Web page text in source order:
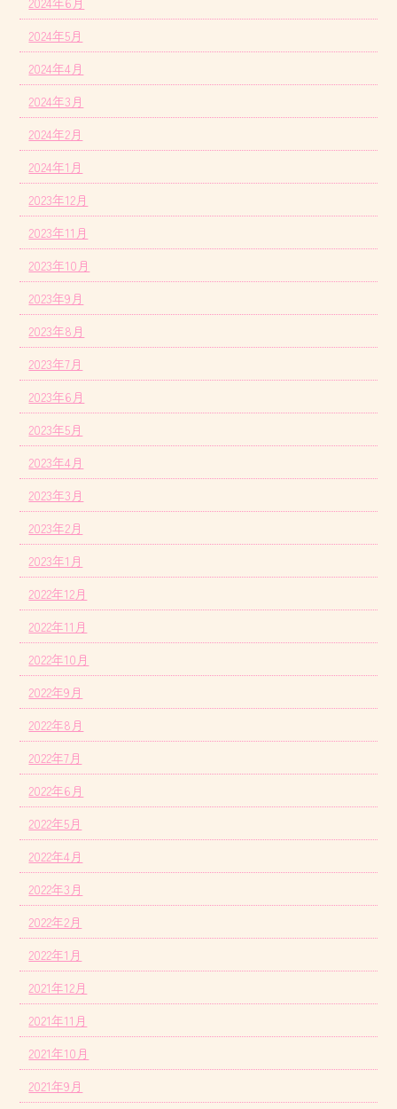
2024年5月
2024年4月
2024年3月
2024年2月
2024年1月
2023年12月
2023年11月
2023年10月
2023年9月
2023年8月
2023年7月
2023年6月
2023年5月
2023年4月
2023年3月
2023年2月
2023年1月
2022年12月
2022年11月
2022年10月
2022年9月
2022年8月
2022年7月
2022年6月
2022年5月
2022年4月
2022年3月
2022年2月
2022年1月
2021年12月
2021年11月
2021年10月
2021年9月